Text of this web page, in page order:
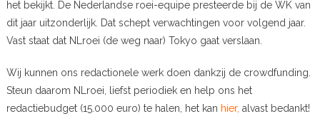
het bekijkt. De Nederlandse roei-equipe presteerde bij de WK van
dit jaar uitzonderlijk. Dat schept verwachtingen voor volgend jaar.
Vast staat dat NLroei (de weg naar) Tokyo gaat verslaan.
Wij kunnen ons redactionele werk doen dankzij de crowdfunding.
Steun daarom NLroei, liefst periodiek en help ons het
redactiebudget (15.000 euro) te halen, het kan hier, alvast bedankt!